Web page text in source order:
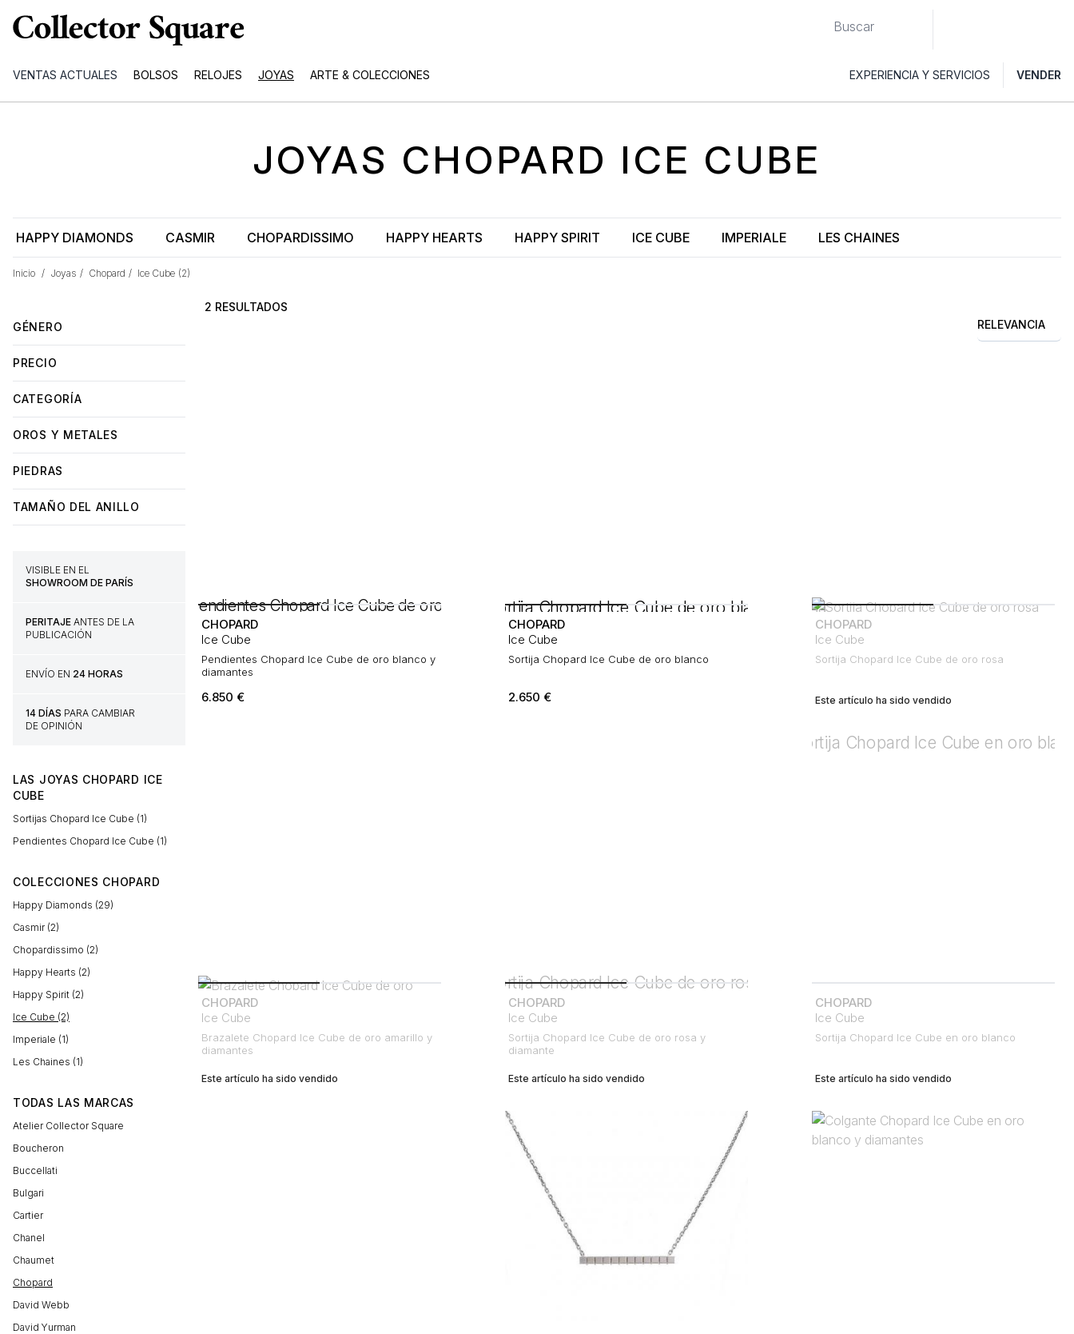
VENTAS ACTUALES BOLSOS RELOJES JOYAS ARTE & COLECCIONES EXPERIENCIA Y SERVICIOS VENDER
Inicio / Joyas / Chopard / Ice Cube (2)
JOYAS CHOPARD ICE CUBE
HAPPY DIAMONDS CASMIR CHOPARDISSIMO HAPPY HEARTS HAPPY SPIRIT ICE CUBE IMPERIALE LES CHAINES
RELEVANCIA
2 RESULTADOS
GÉNERO
PRECIO
CATEGORÍA
OROS Y METALES
PIEDRAS
TAMAÑO DEL ANILLO
VISIBLE EN EL
SHOWROOM DE PARÍS
PERITAJE ANTES DE LA
PUBLICACIÓN
ENVÍO EN 24 HORAS
14 DÍAS PARA CAMBIAR
DE OPINIÓN
LAS JOYAS CHOPARD ICE
CUBE
Sortijas Chopard Ice Cube (1)
Pendientes Chopard Ice Cube (1)
COLECCIONES CHOPARD
Happy Diamonds (29)
Casmir (2)
Chopardissimo (2)
Happy Hearts (2)
Happy Spirit (2)
Ice Cube (2)
Imperiale (1)
Les Chaines (1)
TODAS LAS MARCAS
Atelier Collector Square
Boucheron
Buccellati
Bulgari
Cartier
Chanel
Chaumet
Chopard
David Webb
David Yurman
CHOPARD
Ice Cube
Pendientes Chopard Ice Cube de oro blanco y
diamantes
6.850 €
CHOPARD
Ice Cube
Sortija Chopard Ice Cube de oro blanco
2.650 €
CHOPARD
Ice Cube
Sortija Chopard Ice Cube de oro rosa
Este artículo ha sido vendido
CHOPARD
Ice Cube
Brazalete Chopard Ice Cube de oro amarillo y
diamantes
Este artículo ha sido vendido
CHOPARD
Ice Cube
Sortija Chopard Ice Cube de oro rosa y
diamante
Este artículo ha sido vendido
CHOPARD
Ice Cube
Sortija Chopard Ice Cube en oro blanco
Este artículo ha sido vendido